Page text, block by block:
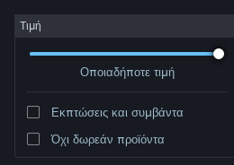
Σύνδεση
Κατάστημα
Τιμή
Οποιαδήποτε τιμή
Εκπτώσεις και συμβάντα
Όχι δωρεάν προϊόντα
Δημιουργός: mitataMAT